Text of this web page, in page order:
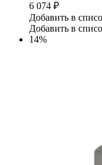
6 074 ₽
Добавить в
Добавить в
14%